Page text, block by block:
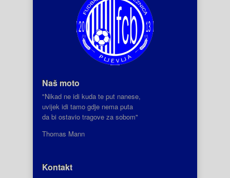
Naš moto
"Nikad ne idi kuda te put nanese,
uvijek idi tamo gdje nema puta
da bi ostavio tragove za sobom"
Thomas Mann
Kontakt